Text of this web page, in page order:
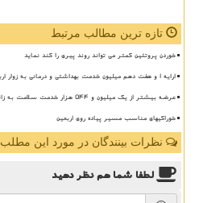
تازه ترین مطالب مرتبط
خوردن پروتئین کمتر می تواند روند پیری را کند نماید
ارایه ۱ و هفت دهم میلیون خدمت بهداشتی و درمانی به زوار اربعین
عرضه بیشتر از یک میلیون و ۵۴۴ هزار خدمت سلامت به زائرین اربعین
خوراکیهای مناسب مسیر پیاده روی اربعین
نظرات بینندگان در مورد این مطلب
لطفا شما همنظر دهید